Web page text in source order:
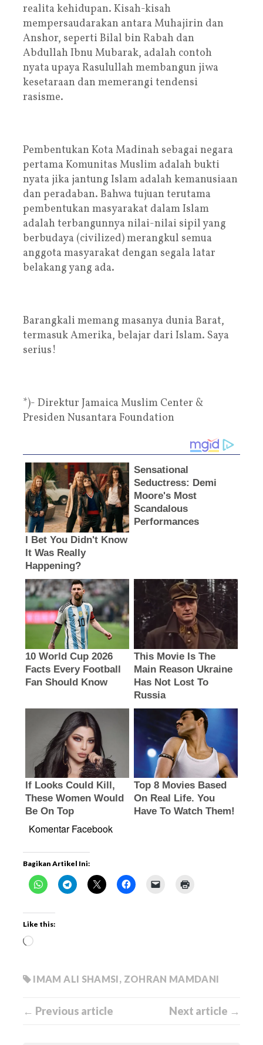
realita kehidupan. Kisah-kisah
mempersaudarakan antara Muhajirin dan
Anshor, seperti Bilal bin Rabah dan
Abdullah Ibnu Mubarak, adalah contoh
nyata upaya Rasulullah membangun jiwa
kesetaraan dan memerangi tendensi
rasisme.
Pembentukan Kota Madinah sebagai negara
pertama Komunitas Muslim adalah bukti
nyata jika jantung Islam adalah kemanusiaan
dan peradaban. Bahwa tujuan terutama
pembentukan masyarakat dalam Islam
adalah terbangunnya nilai-nilai sipil yang
berbudaya (civilized) merangkul semua
anggota masyarakat dengan segala latar
belakang yang ada.
Barangkali memang masanya dunia Barat,
termasuk Amerika, belajar dari Islam. Saya
serius!
*)- Direktur Jamaica Muslim Center &
Presiden Nusantara Foundation
Komentar Facebook
Bagikan Artikel Ini:
Like this:
IMAM ALI SHAMSI, ZOHRAN MAMDANI
← Previous article Next article →